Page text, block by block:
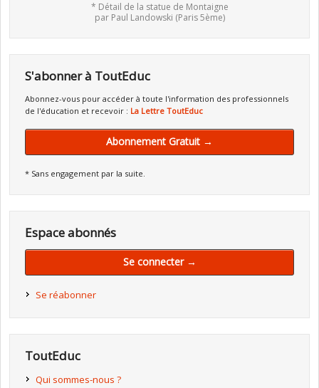
* Détail de la statue de Montaigne
par Paul Landowski (Paris 5ème)
S'abonner à ToutEduc
Abonnez-vous pour accéder à toute l'information des professionnels
de l'éducation et recevoir : La Lettre ToutEduc
Abonnement Gratuit →
* Sans engagement par la suite.
Espace abonnés
Se connecter →
Se réabonner
ToutEduc
Qui sommes-nous ?